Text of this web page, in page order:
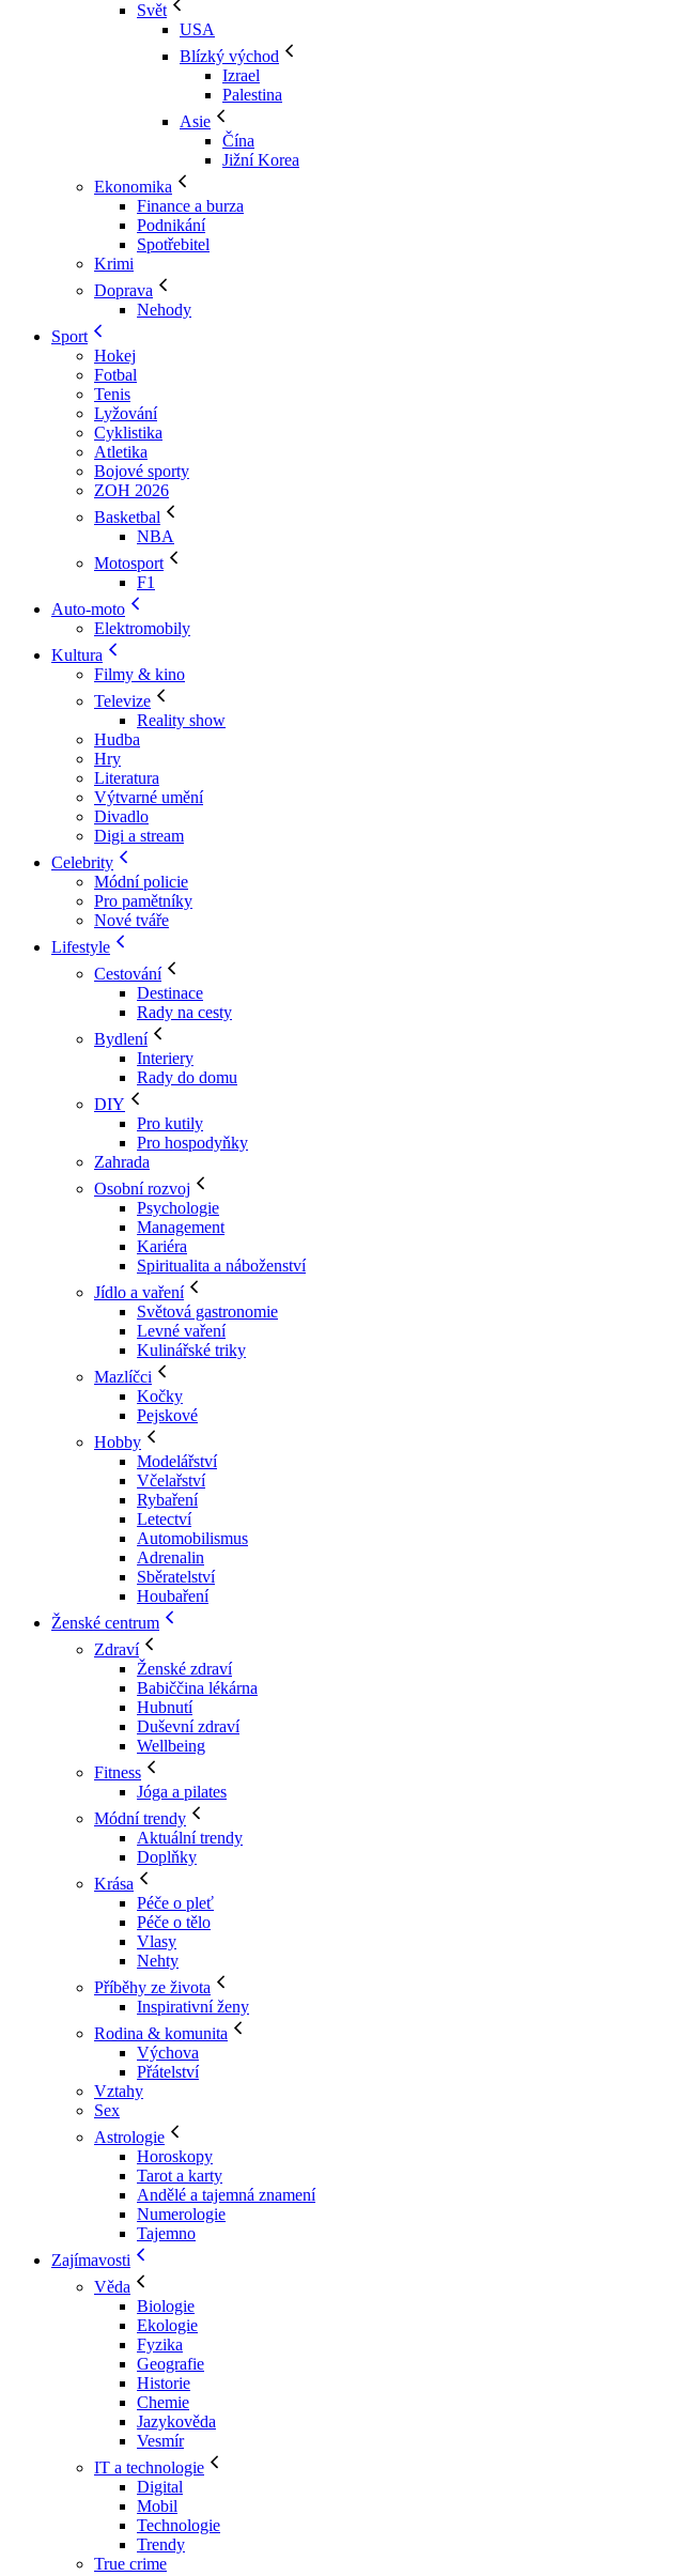
Svět
USA
Blízký východ
Izrael
Palestina
Asie
Čína
Jižní Korea
Ekonomika
Finance a burza
Podnikání
Spotřebitel
Krimi
Doprava
Nehody
Sport
Hokej
Fotbal
Tenis
Lyžování
Cyklistika
Atletika
Bojové sporty
ZOH 2026
Basketbal
NBA
Motosport
F1
Auto-moto
Elektromobily
Kultura
Filmy & kino
Televize
Reality show
Hudba
Hry
Literatura
Výtvarné umění
Divadlo
Digi a stream
Celebrity
Módní policie
Pro pamětníky
Nové tváře
Lifestyle
Cestování
Destinace
Rady na cesty
Bydlení
Interiery
Rady do domu
DIY
Pro kutily
Pro hospodyňky
Zahrada
Osobní rozvoj
Psychologie
Management
Kariéra
Spiritualita a náboženství
Jídlo a vaření
Světová gastronomie
Levné vaření
Kulinářské triky
Mazlíčci
Kočky
Pejskové
Hobby
Modelářství
Včelařství
Rybaření
Letectví
Automobilismus
Adrenalin
Sběratelství
Houbaření
Ženské centrum
Zdraví
Ženské zdraví
Babiččina lékárna
Hubnutí
Duševní zdraví
Wellbeing
Fitness
Jóga a pilates
Módní trendy
Aktuální trendy
Doplňky
Krása
Péče o pleť
Péče o tělo
Vlasy
Nehty
Příběhy ze života
Inspirativní ženy
Rodina & komunita
Výchova
Přátelství
Vztahy
Sex
Astrologie
Horoskopy
Tarot a karty
Andělé a tajemná znamení
Numerologie
Tajemno
Zajímavosti
Věda
Biologie
Ekologie
Fyzika
Geografie
Historie
Chemie
Jazykověda
Vesmír
IT a technologie
Digital
Mobil
Technologie
Trendy
True crime